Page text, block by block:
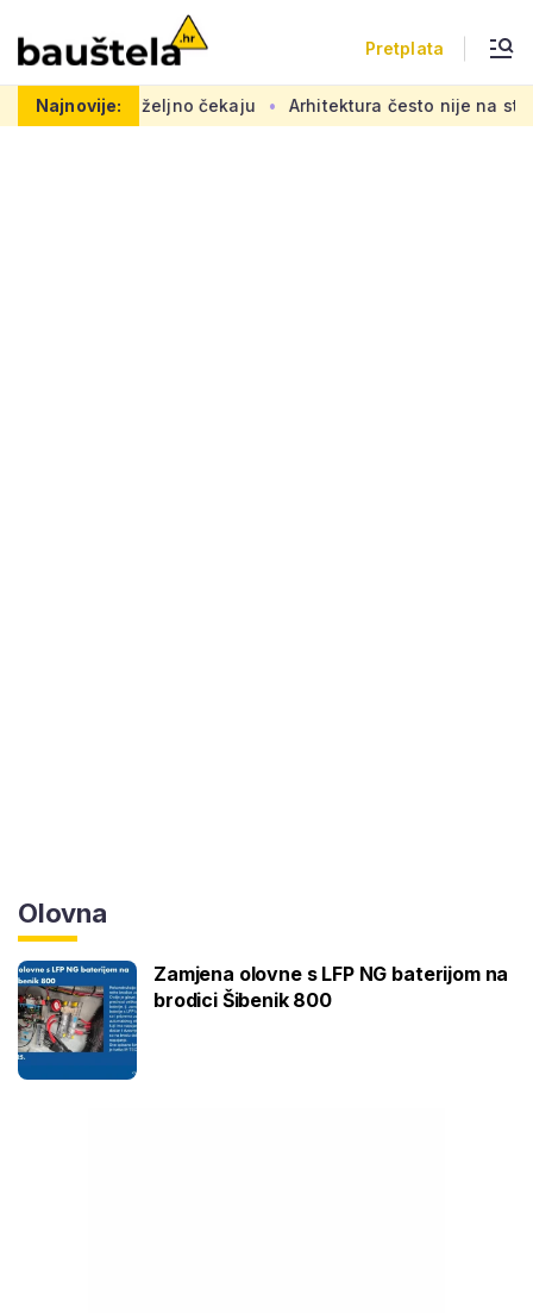
Pretplata
Najnovije:
radovi se željno čekaju Arhitektura često nije na strani
Olovna
Zamjena olovne s LFP NG baterijom na
brodici Šibenik 800